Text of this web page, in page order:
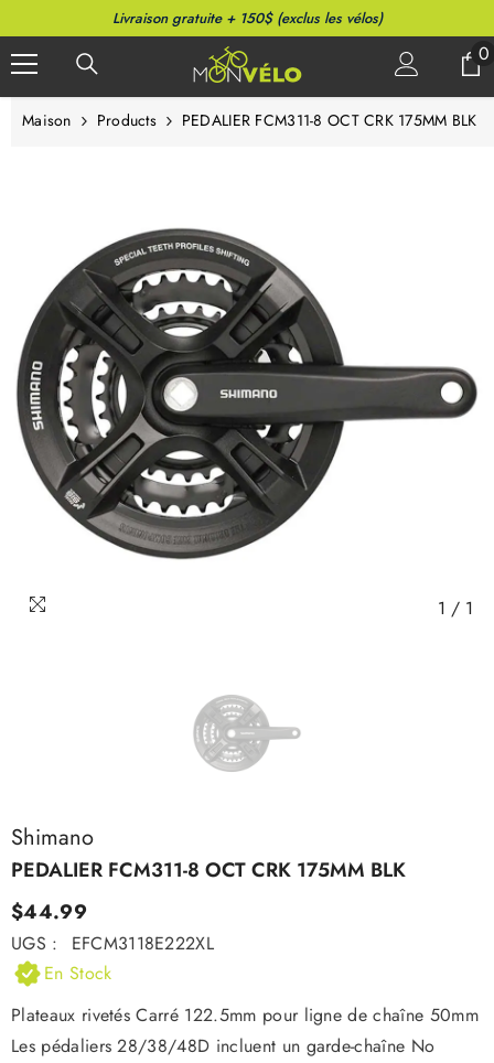
Livraison gratuite + 150$ (exclus les vélos)
0
0
Maison Products PEDALIER FCM311-8 OCT CRK 175MM BLK
1 / 1
Shimano
PEDALIER FCM311-8 OCT CRK 175MM BLK
$44.99
UGS :
EFCM3118E222XL
En Stock
Plateaux rivetés Carré 122.5mm pour ligne de chaîne 50mm
Les pédaliers 28/38/48D incluent un garde-chaîne No